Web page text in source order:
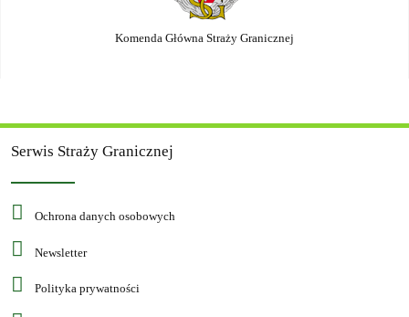
Komenda Główna Straży Granicznej
Serwis Straży Granicznej
Ochrona danych osobowych
Newsletter
Polityka prywatności